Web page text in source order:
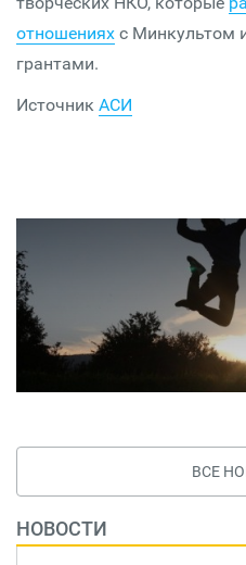
отношениях с Минкультом
грантами.
Источник АСИ
ВСЕ
НОВОСТИ